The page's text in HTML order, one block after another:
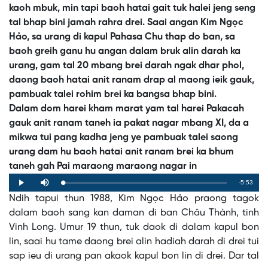
kaoh mbuk, min tapi baoh hatai gait tuk halei jeng seng
tal bhap bini jamah rahra drei. Saai angan Kim Ngọc
Hảo, sa urang di kapul Pahasa Chu thap do ban, sa
baoh greih ganu hu angan dalam bruk alin darah ka
urang, gam tal 20 mbang brei darah ngak dhar phol,
daong baoh hatai anit ranam drap al maong ieik gauk,
pambuak talei rohim brei ka bangsa bhap bini.
Dalam dom harei kham marat yam tal harei Pakacah
gauk anit ranam taneh ia pakat nagar mbang XI, da a
mikwa tui pang kadha jeng ye pambuak talei saong
urang dam hu baoh hatai anit ranam brei ka bhum
taneh gah Pai maraong maraong nagar in
Play Mute Loaded:
0%
Progress:
0%
Remaining
Time
-5:53
Ndih tapui thun 1988, Kim Ngọc Hảo praong tagok
dalam baoh sang kan daman di ban Châu Thành, tinh
Vinh Long. Umur 19 thun, tuk daok di dalam kapul bon
lin, saai hu tame daong brei alin hadiah darah di drei tui
sap ieu di urang pan akaok kapul bon lin di drei. Dar tal